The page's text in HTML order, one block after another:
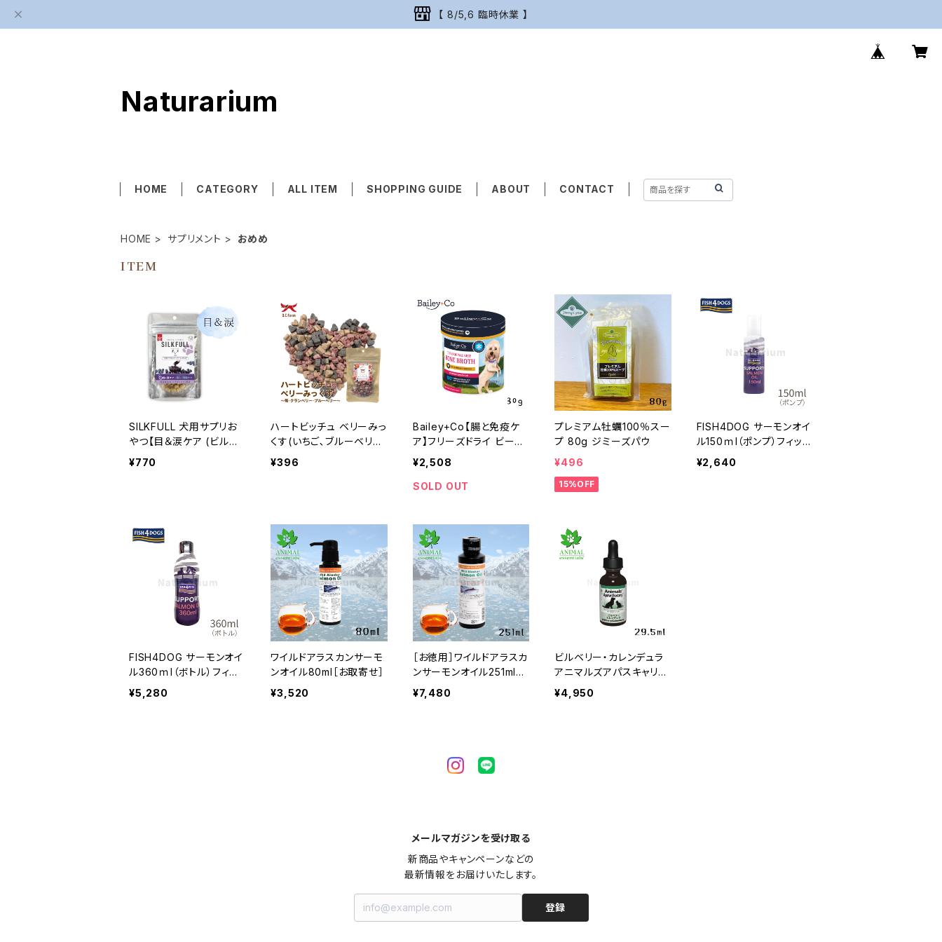
【 8/5,6 臨時休業 】
Naturarium
HOME CATEGORY ALL ITEM SHOPPING GUIDE ABOUT CONTACT
HOME サプリメント おめめ
ITEM
SILKFULL 犬用サプリお
やつ【目＆涙ケア (ビルベ
リー)】シルクフル
¥770
ハートビッチュ ベリーみっ
くす(いちご､ブルーベリ
ー､クランベリー)OCファ
¥396
Bailey+Co【腸と免疫ケ
ア】フリーズドライ ビーフ
ボーンブロス オリジナル
30g ベイリーコー
¥2,508
SOLD OUT
プレミアム牡蠣100％スー
プ 80g ジミーズパウ
¥496
15%OFF
FISH4DOG サーモンオイ
ル150ｍl（ポンプ）フィッシ
ュ4ドッグ
¥2,640
FISH4DOG サーモンオイ
ル360ｍl（ボトル）フィッ
シュ4ドッグ
¥5,280
ワイルドアラスカンサーモ
ンオイル80ml［お取寄せ］
¥3,520
［お徳用］ワイルドアラスカ
ンサーモンオイル251ml
［お取寄せ］
¥7,480
ビルベリー・カレンデュラ
アニマルズアパスキャリー
［お取寄せ］
¥4,950
メールマガジンを受け取る
新商品やキャンペーンなどの
最新情報をお届けいたします。
登録